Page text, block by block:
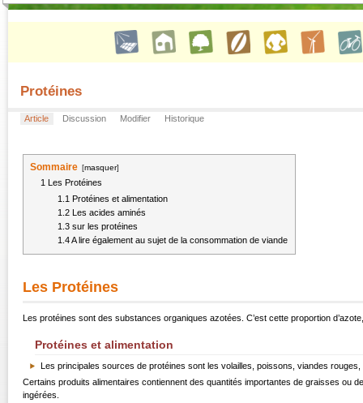
Protéines
Article Discussion Modifier Historique
Sommaire [masquer]
1 Les Protéines
1.1 Protéines et alimentation
1.2 Les acides aminés
1.3 sur les protéines
1.4A lire également au sujet de la consommation de viande
Les Protéines
Les protéines sont des substances organiques azotées. C’est cette proportion
Protéines et alimentation
Les principales sources de protéines sont les volailles, poissons, viandes
Certains produits alimentaires contiennent des quantités importantes de graisses ou
ingérées.